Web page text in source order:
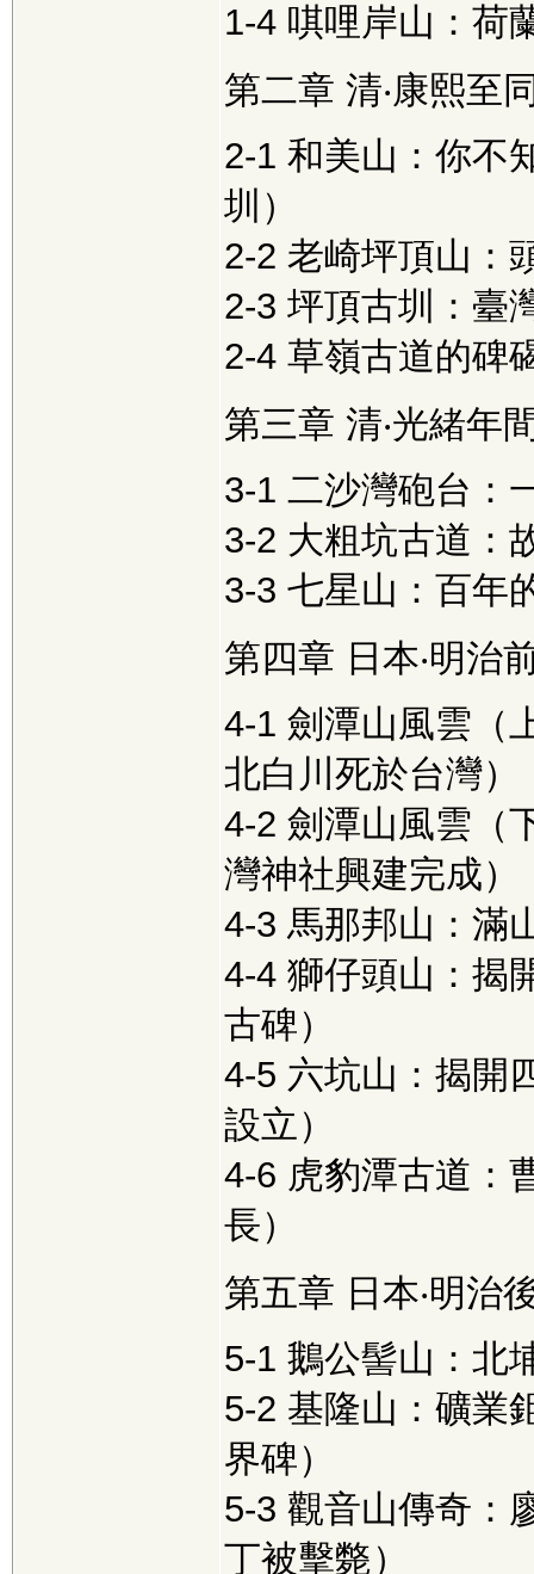
1-4 唭哩岸山：荷
第二章 清‧康熙至
2-1 和美山：你不
圳）
2-2 老崎坪頂山：
2-3 坪頂古圳：臺
2-4 草嶺古道的碑
第三章 清‧光緒年
3-1 二沙灣砲台：
3-2 大粗坑古道：
3-3 七星山：百年
第四章 日本‧明治
4-1 劍潭山風雲（
北白川死於台灣）
4-2 劍潭山風雲（
灣神社興建完成）
4-3 馬那邦山：滿
4-4 獅仔頭山：揭
古碑）
4-5 六坑山：揭開
設立）
4-6 虎豹潭古道：
長）
第五章 日本‧明治
5-1 鵝公髻山：北
5-2 基隆山：礦業
界碑）
5-3 觀音山傳奇：
丁被擊斃）